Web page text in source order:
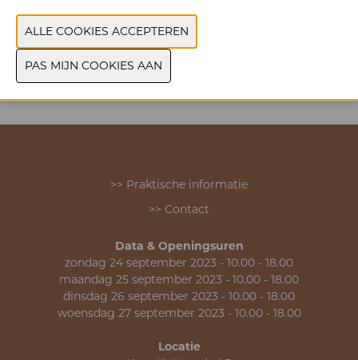
VORIGE
>> Praktische informatie
>> Contact
Data & Openingsuren
zondag 24 september 2023 - 10.00 - 18.00
maandag 25 september 2023 - 10.00 - 18.00
dinsdag 26 september 2023 - 10.00 - 18.00
woensdag 27 september 2023 - 10.00 - 18.00
Locatie